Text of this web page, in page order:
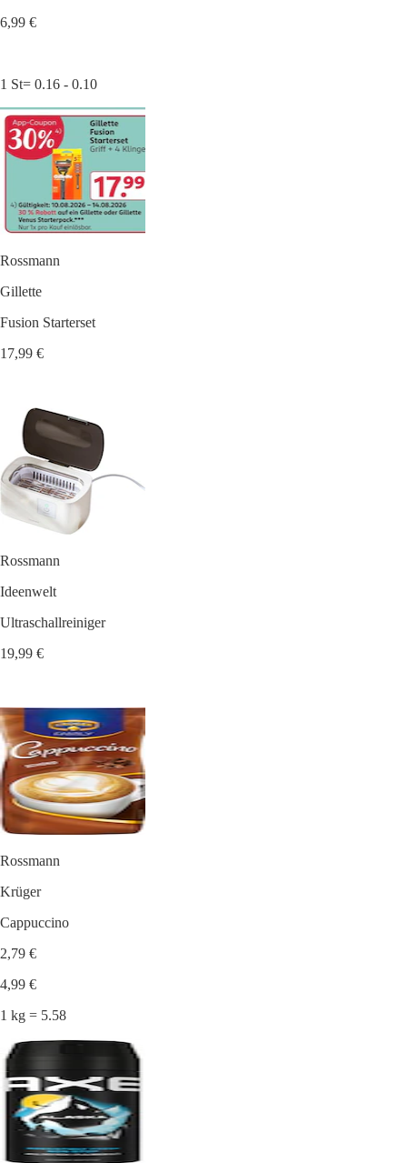
6,99 €
1 St= 0.16 - 0.10
Rossmann
Gillette
Fusion Starterset
17,99 €
Rossmann
Ideenwelt
Ultraschallreiniger
19,99 €
Rossmann
Krüger
Cappuccino
2,79 €
4,99 €
1 kg = 5.58